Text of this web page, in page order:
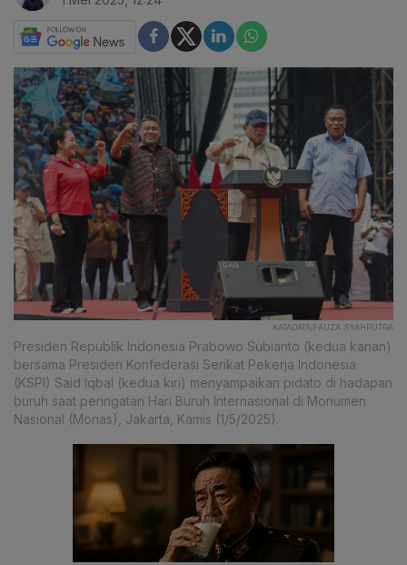
KATADATA/FAUZA SYAHPUTRA
Presiden Republik Indonesia Prabowo Subianto (kedua kanan)
bersama Presiden Konfederasi Serikat Pekerja Indonesia
(KSPI) Said Iqbal (kedua kiri) menyampaikan pidato di hadapan
buruh saat peringatan Hari Buruh Internasional di Monumen
Nasional (Monas), Jakarta, Kamis (1/5/2025).